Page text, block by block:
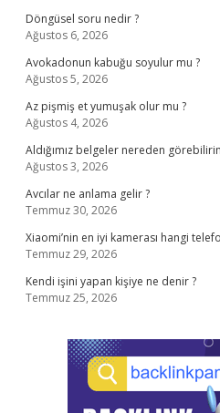
Döngüsel soru nedir ?
Ağustos 6, 2026
Avokadonun kabuğu soyulur mu ?
Ağustos 5, 2026
Az pişmiş et yumuşak olur mu ?
Ağustos 4, 2026
Aldığımız belgeler nereden
Ağustos 3, 2026
Avcılar ne anlama gelir ?
Temmuz 30, 2026
Xiaomi’nin en iyi kamerası hangi
Temmuz 29, 2026
Kendi işini yapan kişiye ne denir ?
Temmuz 25, 2026